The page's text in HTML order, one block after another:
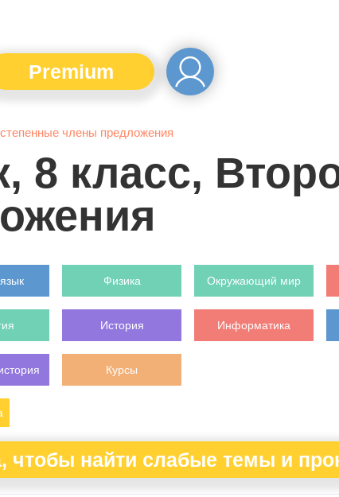
Premium
члены предложения
8 класс,
Физика Окружающий мир
История Информатика
Курсы
найти слабые темы и